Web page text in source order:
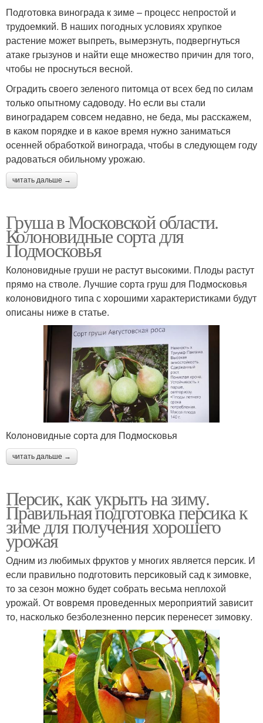
Подготовка винограда к зиме – процесс непростой и
трудоемкий. В наших погодных условиях хрупкое
растение может выпреть, вымерзнуть, подвергнуться
атаке грызунов и найти еще множество причин для того,
чтобы не проснуться весной.
Оградить своего зеленого питомца от всех бед по силам
только опытному садоводу. Но если вы стали
виноградарем совсем недавно, не беда, мы расскажем,
в каком порядке и в какое время нужно заниматься
осенней обработкой винограда, чтобы в следующем году
радоваться обильному урожаю.
читать дальше →
Груша в Московской области.
Колоновидные сорта для
Подмосковья
Колоновидные груши не растут высокими. Плоды растут
прямо на стволе. Лучшие сорта груш для Подмосковья
колоновидного типа с хорошими характеристиками будут
описаны ниже в статье.
Колоновидные сорта для Подмосковья
читать дальше →
Персик, как укрыть на зиму.
Правильная подготовка персика к
зиме для получения хорошего
урожая
Одним из любимых фруктов у многих является персик. И
если правильно подготовить персиковый сад к зимовке,
то за сезон можно будет собрать весьма неплохой
урожай. От вовремя проведенных мероприятий зависит
то, насколько безболезненно персик перенесет зимовку.